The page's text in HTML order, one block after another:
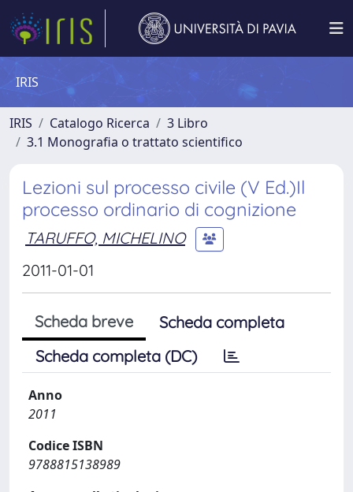
IRIS
IRIS Catalogo Ricerca
3 Libro
3.1 Monografia o trattato scientifico
Lezioni sul processo civile (V Ed.)Il
processo ordinario di cognizione
TARUFFO, MICHELINO
2011-01-01
Scheda breve
Scheda completa
Scheda completa (DC)
Anno
2011
Codice ISBN
9788815138989